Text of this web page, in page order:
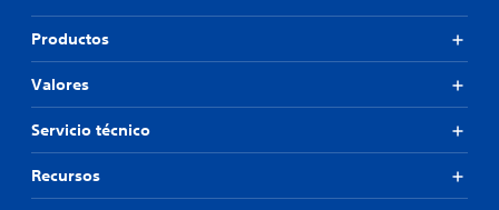
Productos
Valores
Servicio técnico
Recursos